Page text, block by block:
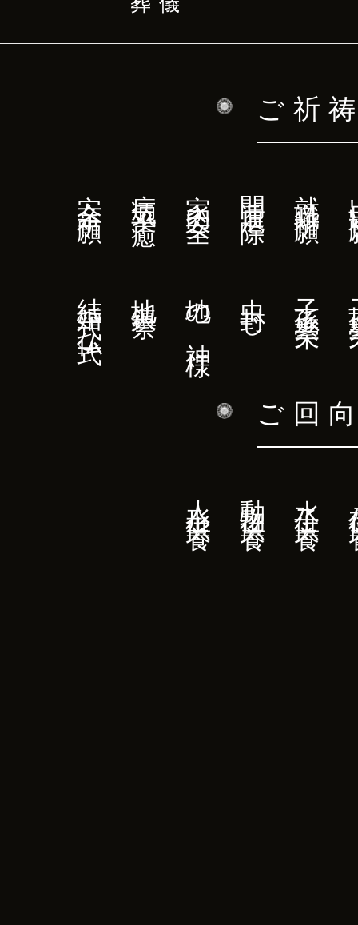
ご祈
就職祈願
開運厄除
家内安全
病気平癒
安全祈願
子孫繁栄
虫封じ
地の神様
結婚式（仏式）
ご回
水子供養
動物供養
人形供養